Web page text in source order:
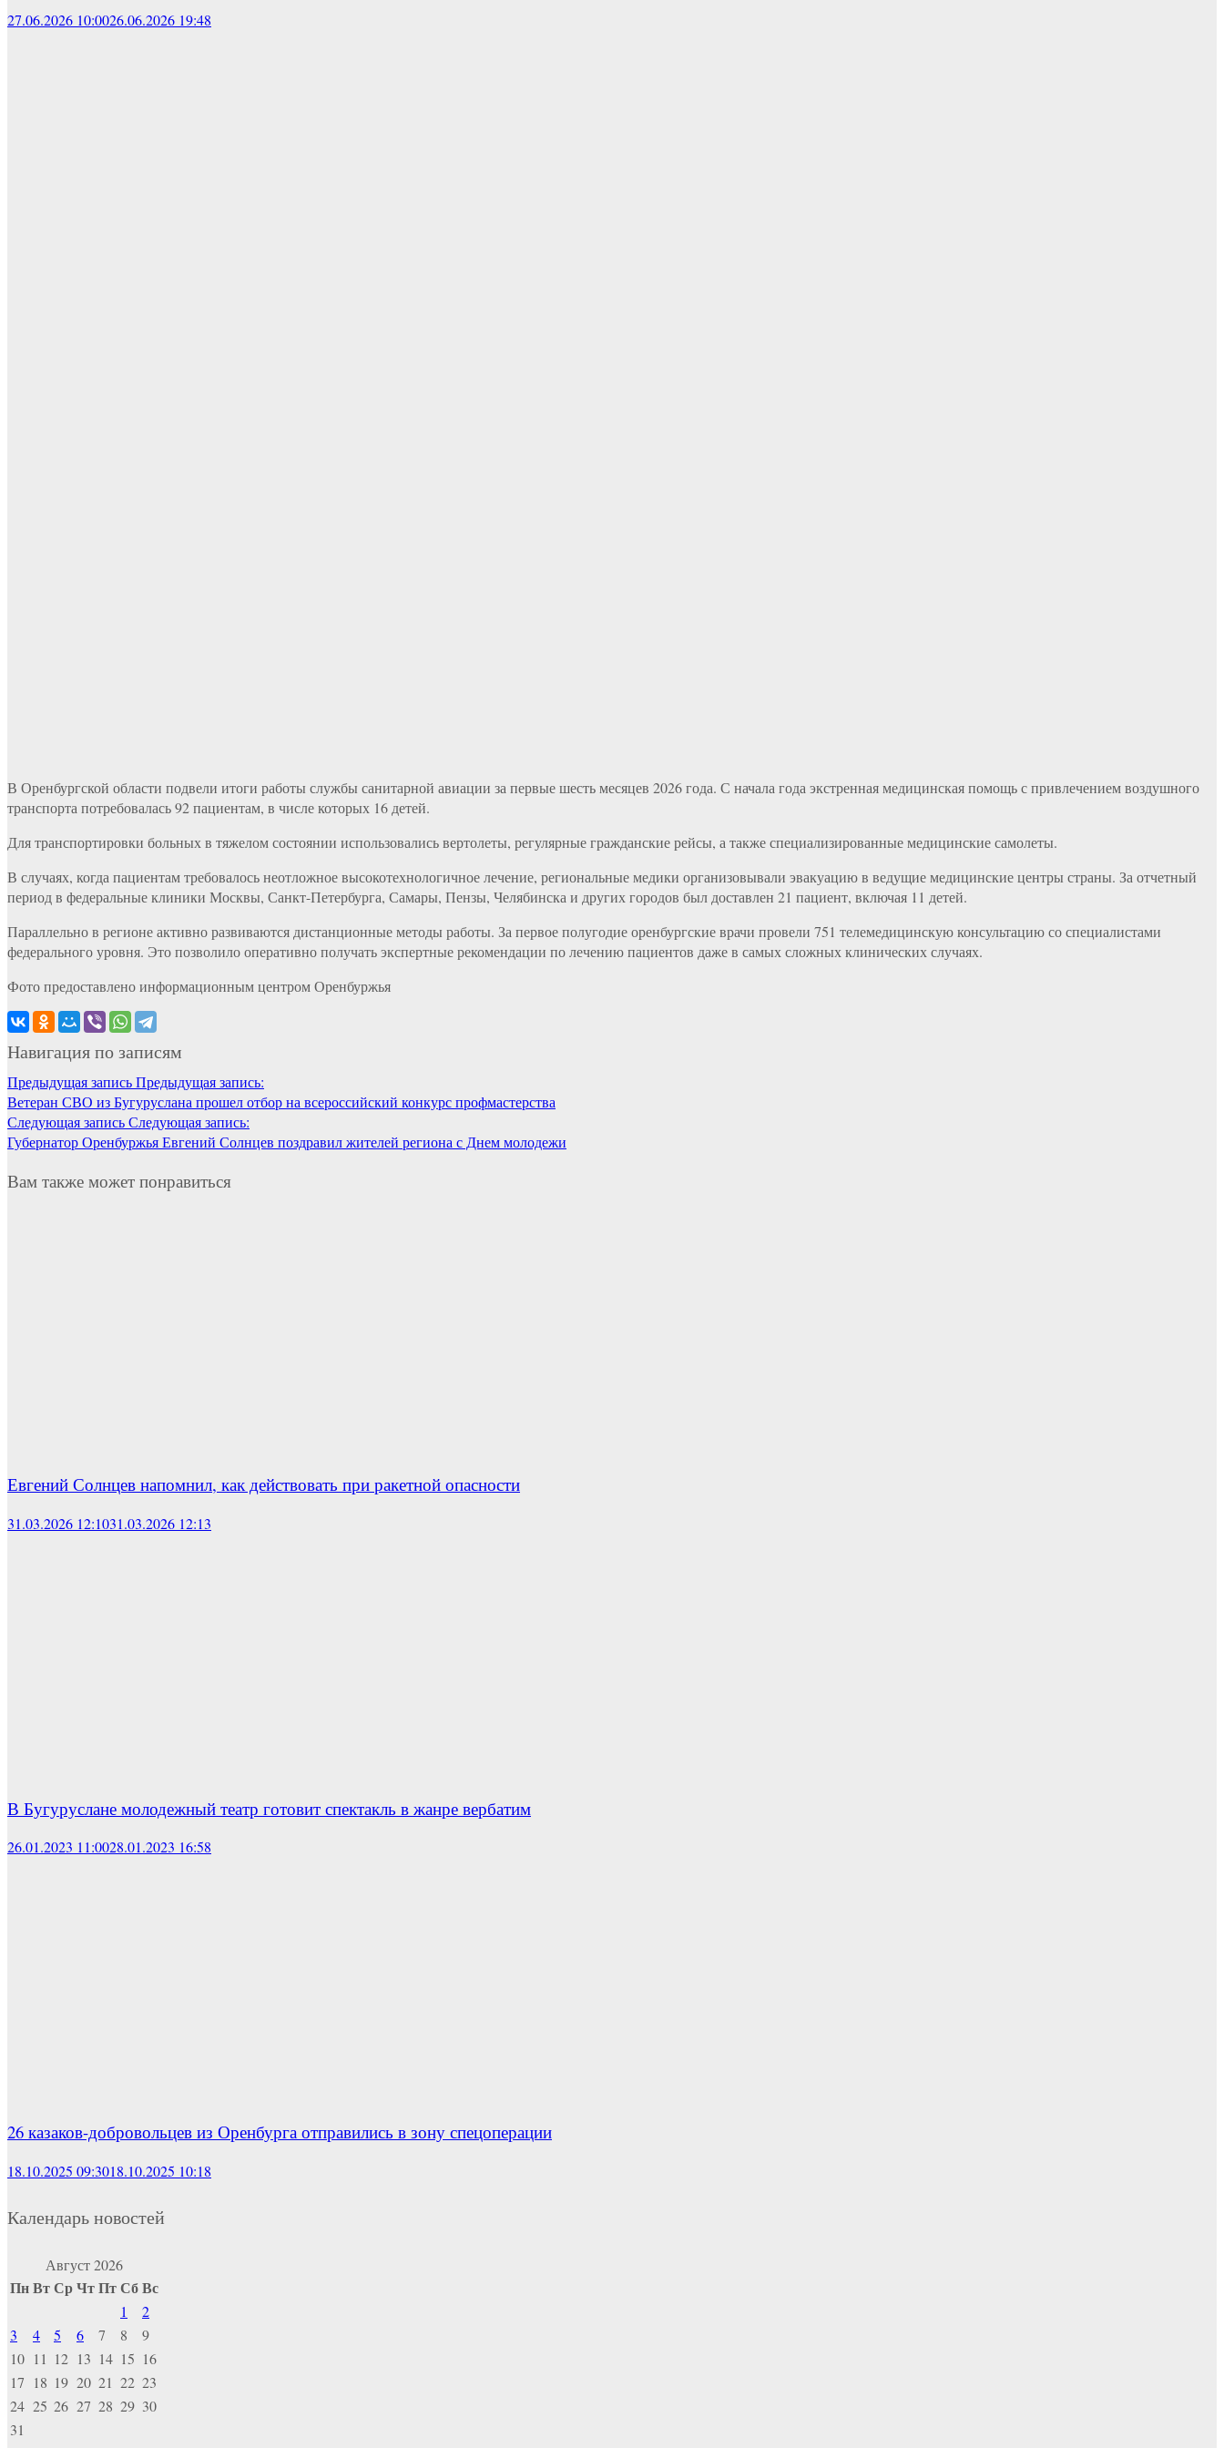
27.06.2026 10:0026.06.2026 19:48
В Оренбургской области подвели итоги работы службы санитарной авиации за первые шесть месяцев 2026 года. С начала года экстренная медицинская помощь с привлечением воздушного
транспорта потребовалась 92 пациентам, в числе которых 16 детей.
Для транспортировки больных в тяжелом состоянии использовались вертолеты, регулярные гражданские рейсы, а также специализированные медицинские самолеты.
В случаях, когда пациентам требовалось неотложное высокотехнологичное лечение, региональные медики организовывали эвакуацию в ведущие медицинские центры страны. За отчетный
период в федеральные клиники Москвы, Санкт-Петербурга, Самары, Пензы, Челябинска и других городов был доставлен 21 пациент, включая 11 детей.
Параллельно в регионе активно развиваются дистанционные методы работы. За первое полугодие оренбургские врачи провели 751 телемедицинскую консультацию со специалистами
федерального уровня. Это позволило оперативно получать экспертные рекомендации по лечению пациентов даже в самых сложных клинических случаях.
Фото предоставлено информационным центром Оренбуржья
Навигация по записям
Предыдущая записьПредыдущая запись:
Ветеран СВО из Бугуруслана прошел отбор на всероссийский конкурс профмастерства
Следующая записьСледующая запись:
Губернатор Оренбуржья Евгений Солнцев поздравил жителей региона с Днем молодежи
Вам также может понравиться
Евгений Солнцев напомнил, как действовать при ракетной опасности
31.03.2026 12:1031.03.2026 12:13
В Бугуруслане молодежный театр готовит спектакль в жанре вербатим
26.01.2023 11:0028.01.2023 16:58
26 казаков-добровольцев из Оренбурга отправились в зону спецоперации
18.10.2025 09:3018.10.2025 10:18
Календарь новостей
Август 2026
ПнВтСрЧтПтСбВс
1
2
3
4 5 6 7 8
9
10 11 12 13 14 15 16
17 18 19 20 21 22 23
24 25 26 27 28 29 30
31